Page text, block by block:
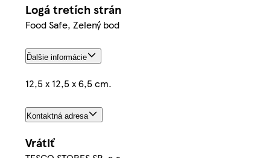
Logá tretích strán
Food Safe, Zelený bod
Ďalšie informácie
12,5 x 12,5 x 6,5 cm.
Kontaktná adresa
Vrátiť